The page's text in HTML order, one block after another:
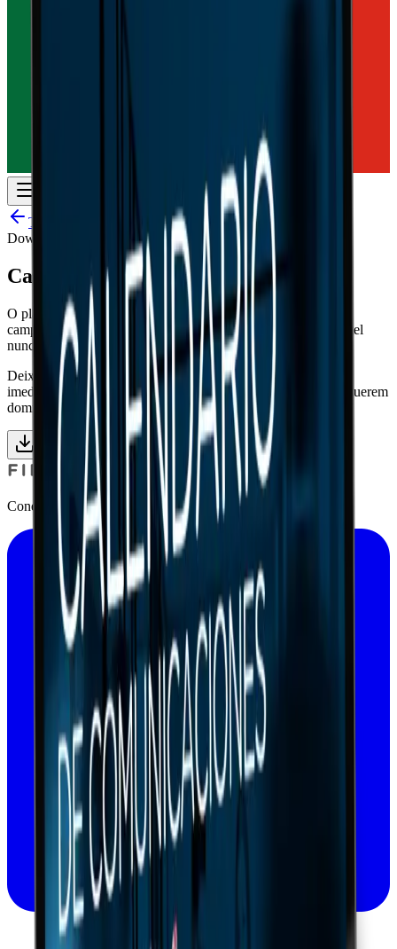
Todos os recursos
Download gratuito
Calendário de comunicações 2026
O plano editorial do ano num único documento: datas-chave,
campanhas e temas para que a equipa de marketing do seu hotel
nunca tenha de improvisar.
Deixe-nos os seus dados profissionais e aceda ao conteúdo de
imediato. Sem spam: apenas material útil para hoteleiros que querem
dominar o seu dado.
Aceder ao ebook 15 páginas
Conecta, conhece e fideliza o teu cliente.